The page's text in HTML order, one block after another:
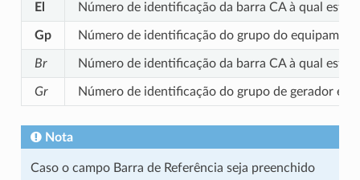
El Número de identificação da barra CA à qual está
Gp Número de identificação do grupo do
Br Número de identificação da barra CA à qual
Gr Número de identificação do grupo de gerador
Nota
Caso o campo Barra de Referência seja preenchido